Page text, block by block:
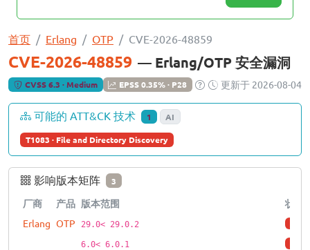
首页 Erlang OTP CVE-2026-48859
CVE-2026-48859 — Erlang/OTP 安全漏洞
CVSS 6.3 · Medium EPSS 0.35% · P28 更新于 2026-08-04
可能的 ATT&CK 技术 1 AI
T1083 · File and Directory Discovery
影响版本矩阵 3
厂商 产品 版本范围
状态
Erlang OTP 29.0< 29.0.2
6.0< 6.0.1